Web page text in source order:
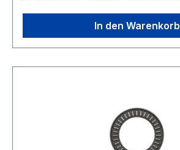
In den Warenkorb